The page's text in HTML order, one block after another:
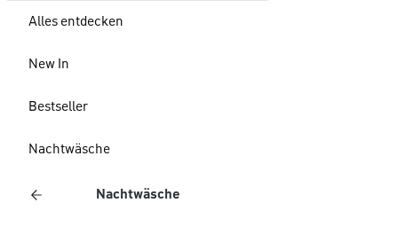
Alles entdecken
New In
Bestseller
Nachtwäsche
Nachtwäsche